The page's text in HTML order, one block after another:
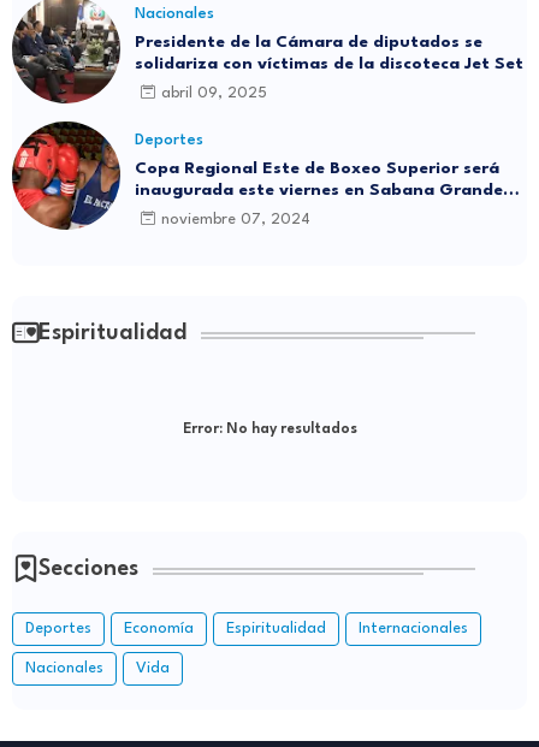
Nacionales
Presidente de la Cámara de diputados se
solidariza con víctimas de la discoteca Jet Set
abril 09, 2025
Deportes
Copa Regional Este de Boxeo Superior será
inaugurada este viernes en Sabana Grande
de Boyá
noviembre 07, 2024
Espiritualidad
Error:No hay resultados
Secciones
Deportes Economía Espiritualidad Internacionales
Nacionales Vida